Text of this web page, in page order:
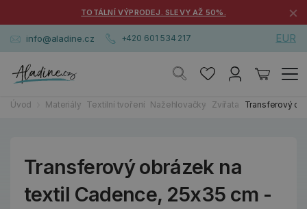
TOTÁLNÍ VÝPRODEJ. SLEVY AŽ 50%. ×
info@aladine.cz +420 601 534 217 EUR
Úvod Materiály Textilní tvoření Nažehlovačky Zvířata Transferový
Transferový obrázek na
textil Cadence, 25x35 cm -